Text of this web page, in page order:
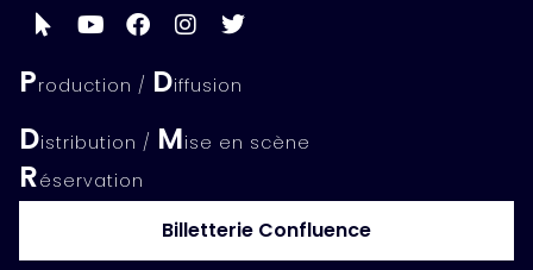
Production / Diffusion
Distribution / Mise en scène
Réservation
Billetterie Confluence